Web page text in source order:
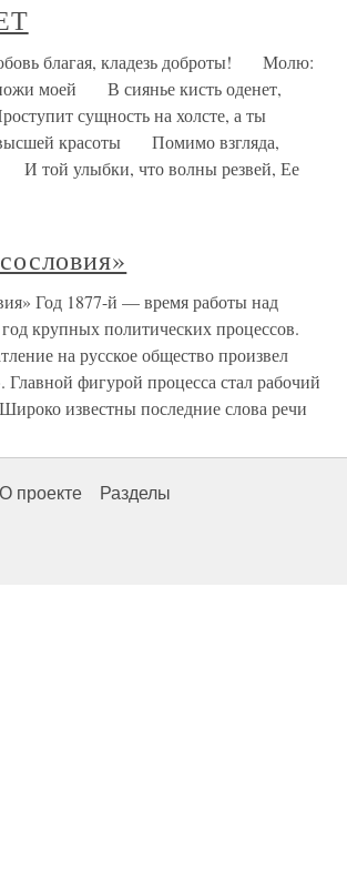
благая, кладезь доброты! Молю:
моей В сиянье кисть оденет,
сущность на холсте, а ты
красоты Помимо взгляда,
И той улыбки, что волны резвей, Ее
Год 1877-й — время работы над
крупных политических процессов.
на русское общество произвел
Главной фигурой процесса стал рабочий
известны последние слова речи
О проекте Разделы